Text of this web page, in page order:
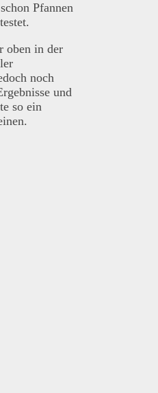
Pfannen
oben in der
noch
und
so ein